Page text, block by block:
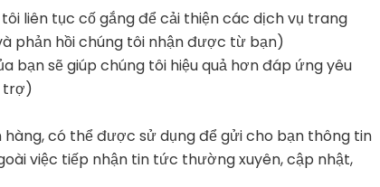
liên tục cố gắng để cải thiện các dịch vụ trang
phản hồi chúng tôi nhận được từ bạn)
bạn sẽ giúp chúng tôi hiệu quả hơn đáp ứng yêu
trợ)
có thể được sử dụng để gửi cho bạn thông tin
việc tiếp nhận tin tức thường xuyên, cập nhật,